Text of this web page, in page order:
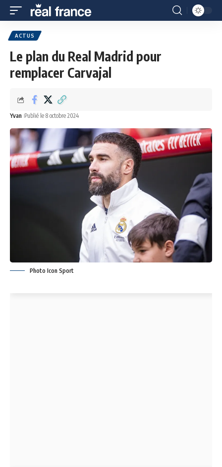
ACTUS
Le plan du Real Madrid pour
remplacer Carvajal
Yvan Publié le 8 octobre 2024
Photo Icon Sport